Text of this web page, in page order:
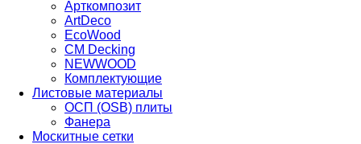
Арткомпозит
ArtDeco
EcoWood
CM Decking
NEWWOOD
Комплектующие
Листовые материалы
ОСП (OSB) плиты
Фанера
Москитные сетки